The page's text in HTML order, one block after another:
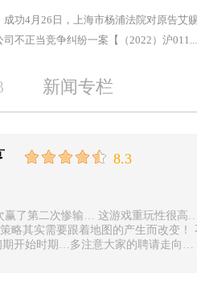
功4月26日，上海市杨浦法院对原告艾
不正当竞争纠纷一案【（2022）沪011...
新闻专栏
8.3
地图的产生而改变！ 不能一直使用一样的科技书！ 然后记得m
期开始时期…多注意大家的聘请走向